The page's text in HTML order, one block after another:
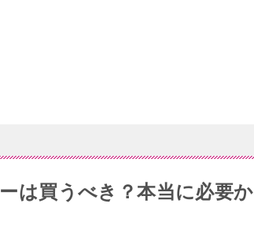
は買うべき？本当に必要